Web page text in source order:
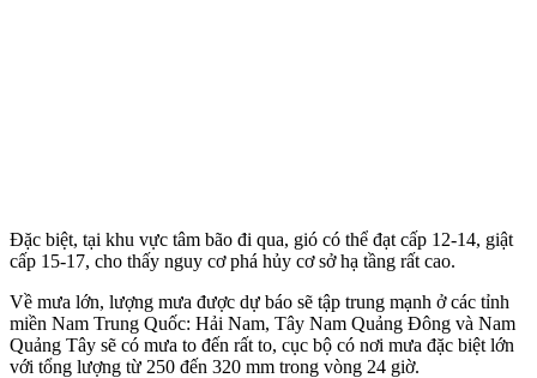
Đặc biệt, tại khu vực tâm bão đi qua, gió có thể đạt cấp 12-14, giật
cấp 15-17, cho thấy nguy cơ phá hủy cơ sở hạ tầng rất cao.
Về mưa lớn, lượng mưa được dự báo sẽ tập trung mạnh ở các tỉnh
miền Nam Trung Quốc: Hải Nam, Tây Nam Quảng Đông và Nam
Quảng Tây sẽ có mưa to đến rất to, cục bộ có nơi mưa đặc biệt lớn
với tổng lượng từ 250 đến 320 mm trong vòng 24 giờ.